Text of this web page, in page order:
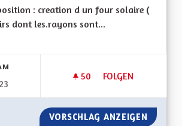
: creation d un four solaire (
dont les.rayons sont...
50 50 FOLLOWER
FOLGEN
FOUR SOLAIRE ET
VORSCHLAG ANZEIGEN FOUR